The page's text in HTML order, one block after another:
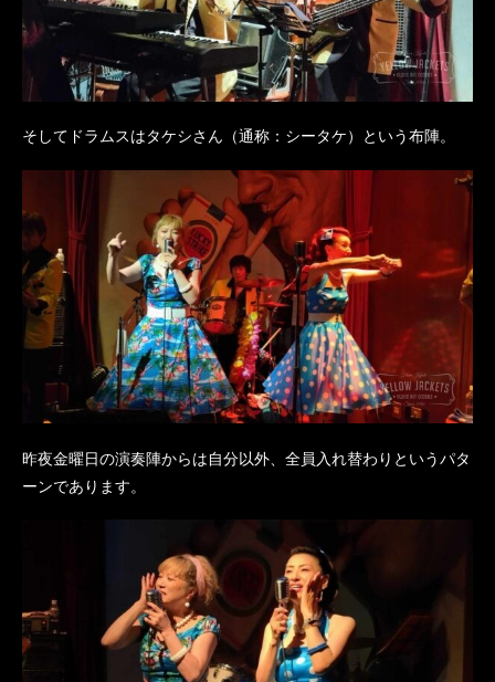
そしてドラムスはタケシさん（通称：シータケ）という布陣。
昨夜金曜日の演奏陣からは自分以外、全員入れ替わりというパタ
ーンであります。